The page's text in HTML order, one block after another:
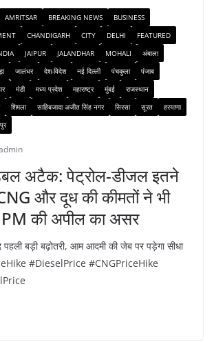
AMRITSAR BREAKING NEWS
BUSINESS
CHANDIGARH CITY DELHI
FEATURED
JAIPUR JALANDHAR MOHALI
अंबाला
जालंधर देश-विदेश नई दिल्ली पंचकुला
पंजाब
मंडी मध्य प्रदेश महाराष्ट्र मुंबई
राजस्थान
शिमला साहिबजादा अजीत सिंह नगर सिरसा सूरत
हरयाणा
अटैक: पेट्रोल-डीजल इतने
और दूध की कीमतों ने भी
की अपील का असर
बड़ी बढ़ोतरी, आम आदमी की जेब पर पड़ेगा सीधा
#DieselPrice #CNGPriceHike